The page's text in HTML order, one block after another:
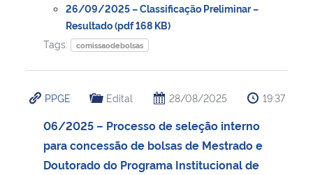
26/09/2025 – Classificação Preliminar –
Resultado (pdf 168 KB)
Tags:
comissaodebolsas
PPGE Edital 28/08/2025 19:37
06/2025 – Processo de seleção interno
para concessão de bolsas de Mestrado e
Doutorado do Programa Institucional de